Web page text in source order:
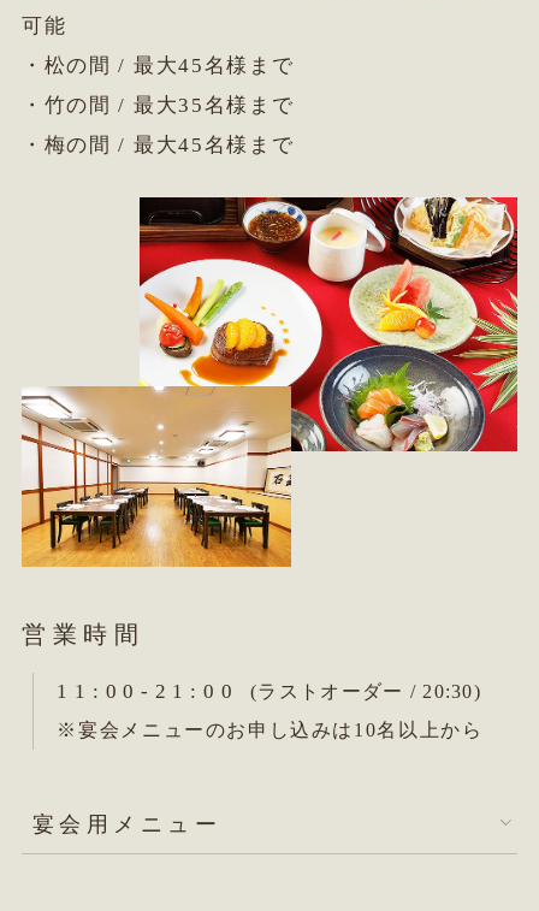
可能
・松の間 / 最大45名様まで
・竹の間 / 最大35名様まで
・梅の間 / 最大45名様まで
営業時間
11:00-21:00(ラストオーダー / 20:30)
※宴会メニューのお申し込みは10名以上から
宴会用メニュー